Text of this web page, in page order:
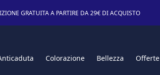
GRATUITA A PARTIRE DA 29€ DI ACQUISTO
Colorazione Bellezza Offerte